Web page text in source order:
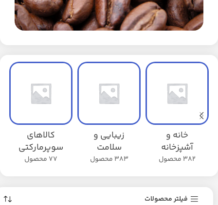
خانه و
آشپزخانه
382 محصول
زیبایی و
سلامت
383 محصول
کالاهای
سوپرمارکتی
77 محصول
فیلتر محصولات